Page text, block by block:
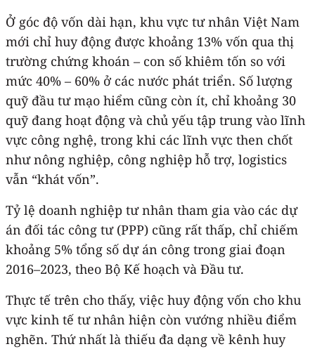
Ở góc độ vốn dài hạn, khu vực tư nhân Việt Nam
mới chỉ huy động được khoảng 13% vốn qua thị
trường chứng khoán – con số khiêm tốn so với
mức 40% – 60% ở các nước phát triển. Số lượng
quỹ đầu tư mạo hiểm cũng còn ít, chỉ khoảng 30
quỹ đang hoạt động và chủ yếu tập trung vào lĩnh
vực công nghệ, trong khi các lĩnh vực then chốt
như nông nghiệp, công nghiệp hỗ trợ, logistics
vẫn “khát vốn”.
Tỷ lệ doanh nghiệp tư nhân tham gia vào các dự
án đối tác công tư (PPP) cũng rất thấp, chỉ chiếm
khoảng 5% tổng số dự án công trong giai đoạn
2016–2023, theo Bộ Kế hoạch và Đầu tư.
Thực tế trên cho thấy, việc huy động vốn cho khu
vực kinh tế tư nhân hiện còn vướng nhiều điểm
nghẽn. Thứ nhất là thiếu đa dạng về kênh huy